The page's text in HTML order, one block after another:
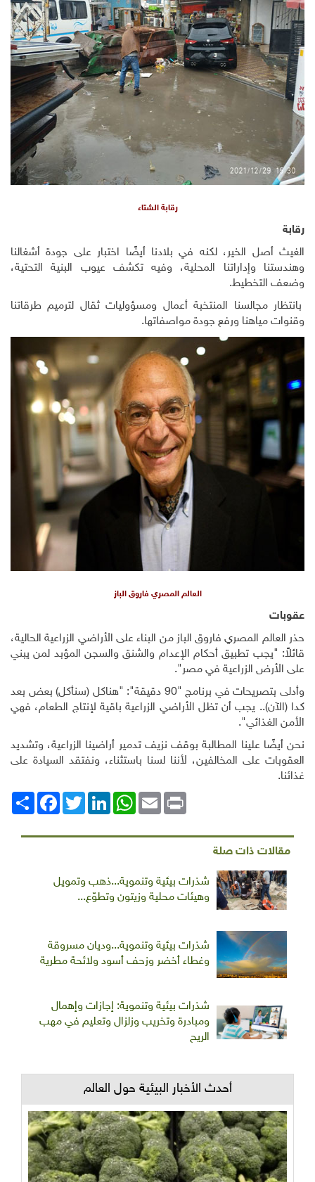
رقابة الشتاء
رقابة
الغيث أصل الخير، لكنه في بلادنا أيضًا اختبار على جودة أشغالنا
وهندستنا وإداراتنا المحلية، وفيه تكشف عيوب البنية التحتية،
وضعف التخطيط.
بانتظار مجالسنا المنتخبة أعمال ومسؤوليات ثقال لترميم طرقاتنا
وقنوات مياهنا ورفع جودة مواصفاتها.
العالم المصري فاروق الباز
عقوبات
حذر العالم المصري فاروق الباز من البناء على الأراضي الزراعية الحالية،
قائلاً: "يجب تطبيق أحكام الإعدام والشنق والسجن المؤبد لمن يبني
على الأرض الزراعية في مصر".
وأدلى بتصريحات في برنامج "90 دقيقة": "هناكل (سنأكل) بعض بعد
كدا (الآن).. يجب أن تظل الأراضي الزراعية باقية لإنتاج الطعام، فهي
الأمن الغذائي".
نحن أيضًا علينا المطالبة بوقف نزيف تدمير أراضينا الزراعية، وتشديد
العقوبات على المخالفين، لأننا لسنا باستثناء، ونفتقد السيادة على
غذائنا.
انشر
FacebookTwitterLinkedIn
WhatsAppEmail Print
مقالات ذات صلة
شذرات بيئية وتنموية...ذهب وتمويل
وهيئات محلية وزيتون وتطوّع...
شذرات بيئية وتنموية...وديان مسروقة
وغطاء أخضر وزحف أسود ولائحة مطرية
شذرات بيئية وتنموية: إجازات وإهمال
ومبادرة وتخريب وزلزال وتعليم في مهب
الريح
أحدث الأخبار البيئية حول العالم